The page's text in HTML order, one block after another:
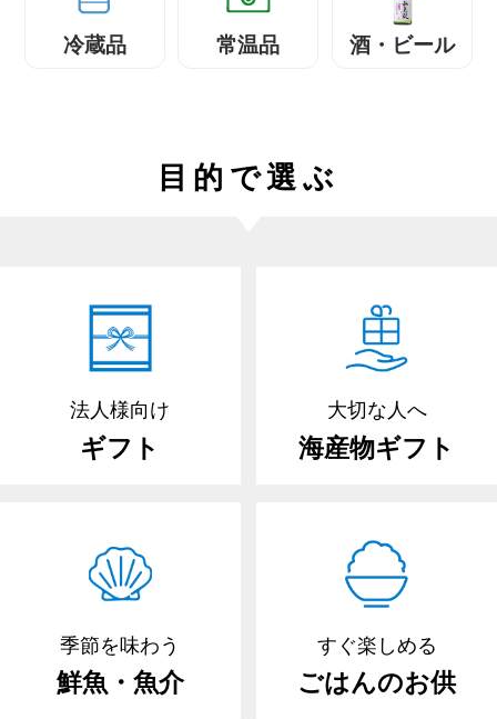
冷蔵品 常温品 酒・ビール
目的で選ぶ
法人様向け
ギフト
大切な人へ
海産物ギフト
季節を味わう
鮮魚・魚介
すぐ楽しめる
ごはんのお供